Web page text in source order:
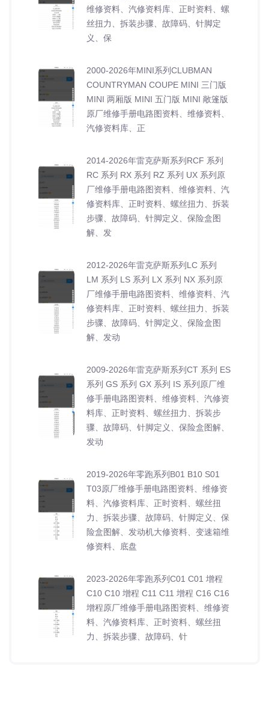
维修资料、汽修资料库、正时资料、螺
丝扭力、拆装步骤、故障码、针脚定
义、保
2000-2026年MINI系列CLUBMAN
COUNTRYMAN COUPE MINI 三门版
MINI 两厢版 MINI 五门版 MINI 敞篷版
原厂维修手册电路图资料、维修资料、
汽修资料库、正
2014-2026年雷克萨斯系列RCF 系列
RC 系列 RX 系列 RZ 系列 UX 系列原
厂维修手册电路图资料、维修资料、汽
修资料库、正时资料、螺丝扭力、拆装
步骤、故障码、针脚定义、保险盒图
解、发
2012-2026年雷克萨斯系列LC 系列
LM 系列 LS 系列 LX 系列 NX 系列原
厂维修手册电路图资料、维修资料、汽
修资料库、正时资料、螺丝扭力、拆装
步骤、故障码、针脚定义、保险盒图
解、发动
2009-2026年雷克萨斯系列CT 系列 ES
系列 GS 系列 GX 系列 IS 系列原厂维
修手册电路图资料、维修资料、汽修资
料库、正时资料、螺丝扭力、拆装步
骤、故障码、针脚定义、保险盒图解、
发动
2019-2026年零跑系列B01 B10 S01
T03原厂维修手册电路图资料、维修资
料、汽修资料库、正时资料、螺丝扭
力、拆装步骤、故障码、针脚定义、保
险盒图解、发动机大修资料、变速箱维
修资料、底盘
2023-2026年零跑系列C01 C01 增程
C10 C10 增程 C11 C11 增程 C16 C16
增程原厂维修手册电路图资料、维修资
料、汽修资料库、正时资料、螺丝扭
力、拆装步骤、故障码、针